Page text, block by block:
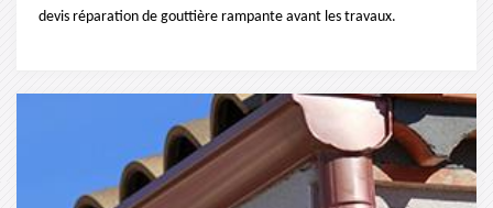
devis réparation de gouttière rampante avant les travaux.